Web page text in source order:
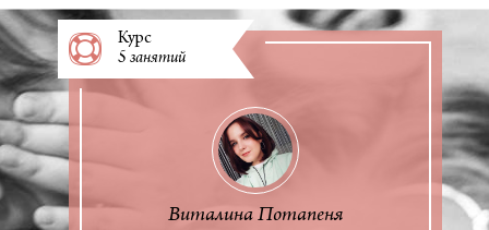
Виталина Потапеня
Курс
5 занятий